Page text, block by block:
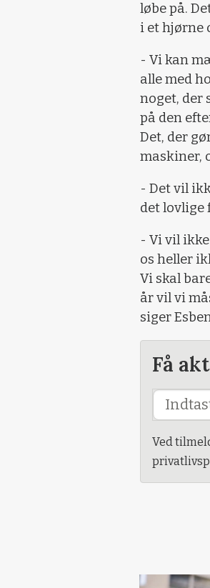
løbe på.
i et hjørne
- Vi kan
alle med
noget, der
på den
Det, der
maskiner,
- Det vil
det lovlige
- Vi vil
os heller
Vi skal
år vil vi
siger
Få
Ved